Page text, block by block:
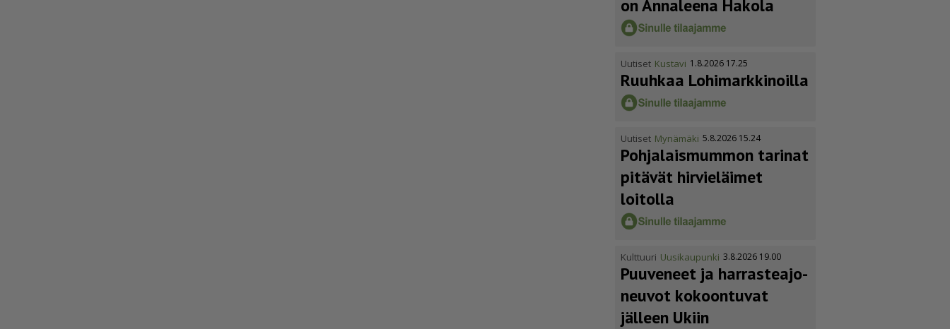
on Annaleena Hakola
Uutiset Kustavi 1.8.2026 17.25
Ruuhkaa Lohimark­ki­noilla
Uutiset Mynämäki 5.8.2026 15.24
Pohja­lais­mummon tarinat
pitävät hirvieläimet
loitolla
Kulttuuri Uusikaupunki 3.8.2026 19.00
Puuveneet ja harras­te­a­jo­
neuvot kokoontuvat
jälleen Ukiin